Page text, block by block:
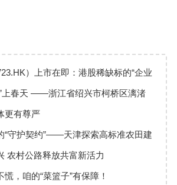
）上市在即：港股稀缺标的“企业
一股”正式登场
上春天 ——浙江省绍兴市柯桥区漓渚
察
更有尊严
“守护契约”——天津探索高标准农田建
周期模式观察
农村公路释放共富新活力
，咱的“菜篮子”有保障！